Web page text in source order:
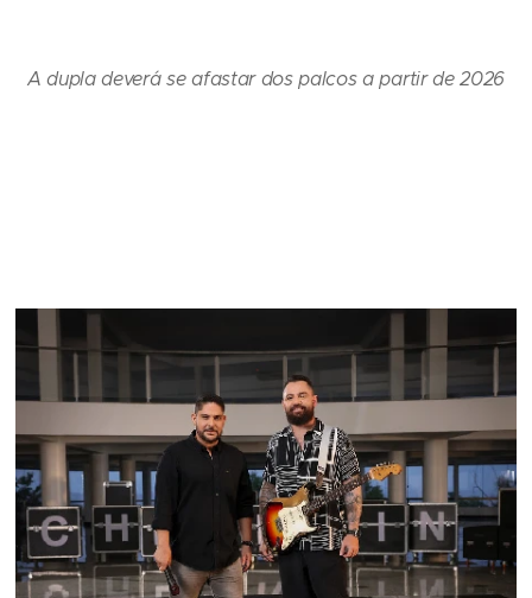
A dupla deverá se afastar dos palcos a partir de 2026